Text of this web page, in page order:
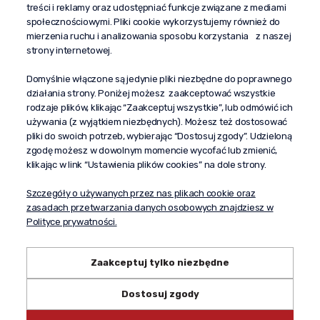
“Propaganda"
al. Komisji Edukacji Narodowej 51/U5
02-797 Warszawa
Pomoc
Dostawa
Moje konto
O firmie
treści i reklamy oraz udostępniać funkcje związane z mediami
społecznościowymi. Pliki cookie wykorzystujemy również do
mierzenia ruchu i analizowania sposobu korzystania z naszej
strony internetowej.
Domyślnie włączone są jedynie pliki niezbędne do poprawnego
działania strony. Poniżej możesz zaakceptować wszystkie
rodzaje plików, klikając “Zaakceptuj wszystkie”, lub odmówić ich
używania (z wyjątkiem niezbędnych). Możesz też dostosować
pliki do swoich potrzeb, wybierając “Dostosuj zgody”. Udzieloną
zgodę możesz w dowolnym momencie wycofać lub zmienić,
klikając w link “Ustawienia plików cookies” na dole strony.
Szczegóły o używanych przez nas plikach cookie oraz
zasadach przetwarzania danych osobowych znajdziesz w
Polityce prywatności.
Zaakceptuj tylko niezbędne
Dostosuj zgody